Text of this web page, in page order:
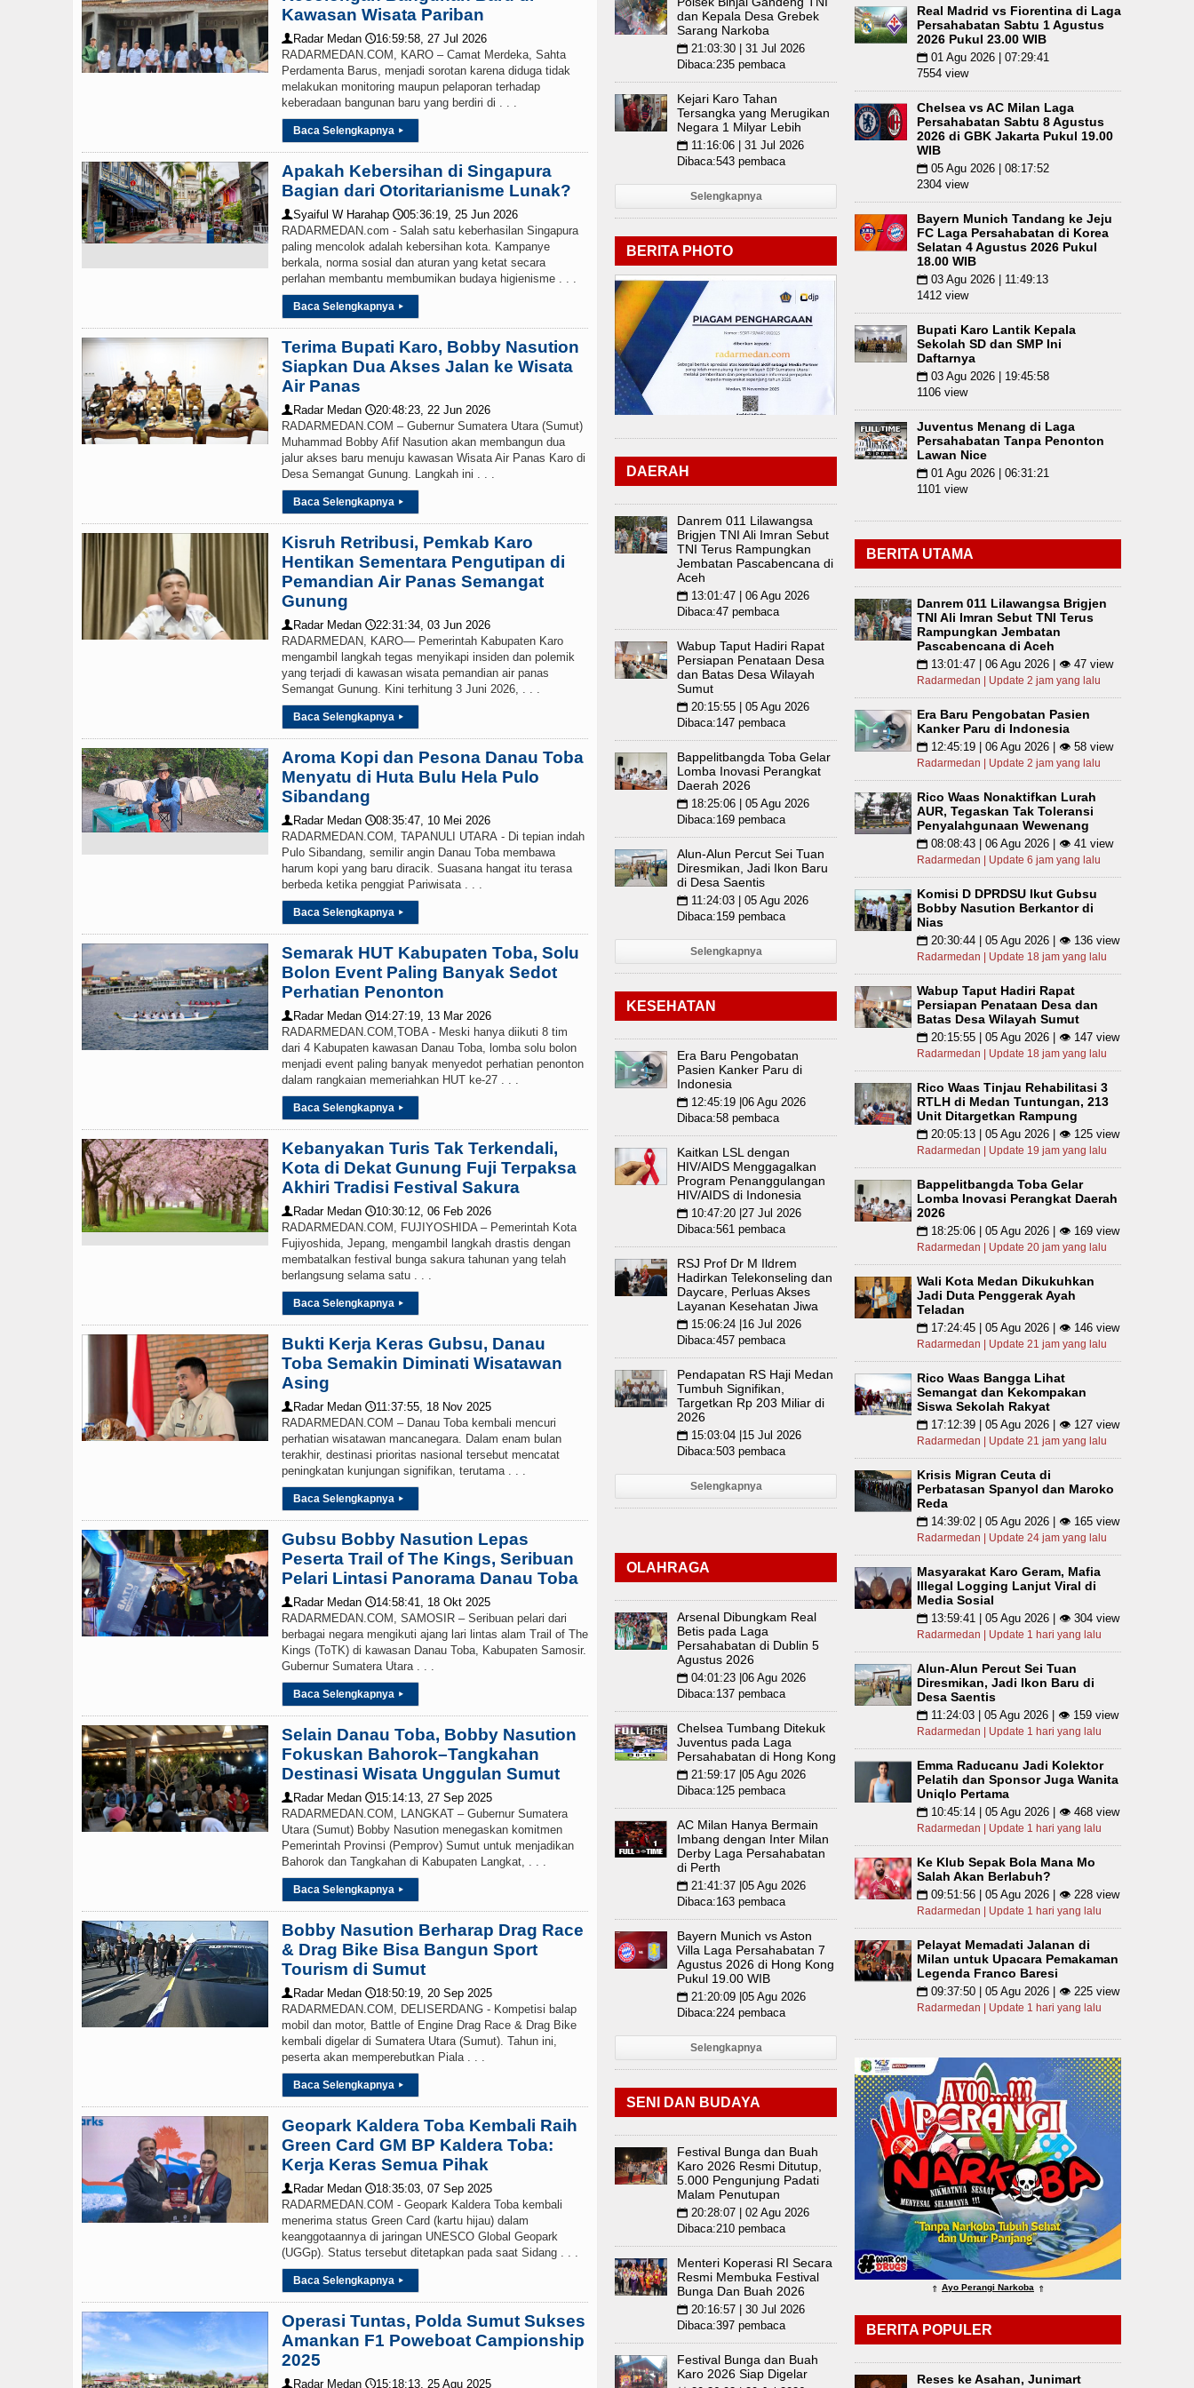
Sebut LSL Pengidap HIV/AIDS di Jawa Barat Sebagai Gay Salah Kaprah dan Ngawur Arsenal Dibungkam Real Betis
Kawasan Wisata Pariban
👤 Radar Medan 🕔16:59:58, 27 Jul 2026
RADARMEDAN.COM, KARO – Camat Merdeka, Sahta
Perdamenta Barus, menjadi sorotan karena diduga tidak
melakukan monitoring maupun pelaporan terhadap
keberadaan bangunan baru yang berdiri di . . .
Baca Selengkapnya ▸
Apakah Kebersihan di Singapura
Bagian dari Otoritarianisme Lunak?
👤Syaiful W Harahap 🕔05:36:19, 25 Jun 2026
RADARMEDAN.com - Salah satu keberhasilan Singapura
paling mencolok adalah kebersihan kota. Kampanye
berkala, norma sosial dan aturan yang ketat secara
perlahan membantu membumikan budaya higienisme . . .
Baca Selengkapnya ▸
Terima Bupati Karo, Bobby Nasution
Siapkan Dua Akses Jalan ke Wisata
Air Panas
👤 Radar Medan 🕔20:48:23, 22 Jun 2026
RADARMEDAN.COM – Gubernur Sumatera Utara (Sumut)
Muhammad Bobby Afif Nasution akan membangun dua
jalur akses baru menuju kawasan Wisata Air Panas Karo di
Desa Semangat Gunung. Langkah ini . . .
Baca Selengkapnya ▸
Kisruh Retribusi, Pemkab Karo
Hentikan Sementara Pengutipan di
Pemandian Air Panas Semangat
Gunung
👤 Radar Medan 🕔22:31:34, 03 Jun 2026
RADARMEDAN, KARO— Pemerintah Kabupaten Karo
mengambil langkah tegas menyikapi insiden dan polemik
yang terjadi di kawasan wisata pemandian air panas
Semangat Gunung. Kini terhitung 3 Juni 2026, . . .
Baca Selengkapnya ▸
Aroma Kopi dan Pesona Danau Toba
Menyatu di Huta Bulu Hela Pulo
Sibandang
👤 Radar Medan 🕔08:35:47, 10 Mei 2026
RADARMEDAN.COM, TAPANULI UTARA - Di tepian indah
Pulo Sibandang, semilir angin Danau Toba membawa
harum kopi yang baru diracik. Suasana hangat itu terasa
berbeda ketika penggiat Pariwisata . . .
Baca Selengkapnya ▸
Semarak HUT Kabupaten Toba, Solu
Bolon Event Paling Banyak Sedot
Perhatian Penonton
👤 Radar Medan 🕔14:27:19, 13 Mar 2026
RADARMEDAN.COM,TOBA - Meski hanya diikuti 8 tim
dari 4 Kabupaten kawasan Danau Toba, lomba solu bolon
menjadi event paling banyak menyedot perhatian penonton
dalam rangkaian memeriahkan HUT ke-27 . . .
Baca Selengkapnya ▸
Kebanyakan Turis Tak Terkendali,
Kota di Dekat Gunung Fuji Terpaksa
Akhiri Tradisi Festival Sakura
👤 Radar Medan 🕔10:30:12, 06 Feb 2026
RADARMEDAN.COM, FUJIYOSHIDA – Pemerintah Kota
Fujiyoshida, Jepang, mengambil langkah drastis dengan
membatalkan festival bunga sakura tahunan yang telah
berlangsung selama satu . . .
Baca Selengkapnya ▸
Bukti Kerja Keras Gubsu, Danau
Toba Semakin Diminati Wisatawan
Asing
👤 Radar Medan 🕔11:37:55, 18 Nov 2025
RADARMEDAN.COM – Danau Toba kembali mencuri
perhatian wisatawan mancanegara. Dalam enam bulan
terakhir, destinasi prioritas nasional tersebut mencatat
peningkatan kunjungan signifikan, terutama . . .
Baca Selengkapnya ▸
Gubsu Bobby Nasution Lepas
Peserta Trail of The Kings, Seribuan
Pelari Lintasi Panorama Danau Toba
👤 Radar Medan 🕔14:58:41, 18 Okt 2025
RADARMEDAN.COM, SAMOSIR – Seribuan pelari dari
berbagai negara mengikuti ajang lari lintas alam Trail of The
Kings (ToTK) di kawasan Danau Toba, Kabupaten Samosir.
Gubernur Sumatera Utara . . .
Baca Selengkapnya ▸
Selain Danau Toba, Bobby Nasution
Fokuskan Bahorok–Tangkahan
Destinasi Wisata Unggulan Sumut
👤 Radar Medan 🕔15:14:13, 27 Sep 2025
RADARMEDAN.COM, LANGKAT – Gubernur Sumatera
Utara (Sumut) Bobby Nasution menegaskan komitmen
Pemerintah Provinsi (Pemprov) Sumut untuk menjadikan
Bahorok dan Tangkahan di Kabupaten Langkat, . . .
Baca Selengkapnya ▸
Bobby Nasution Berharap Drag Race
& Drag Bike Bisa Bangun Sport
Tourism di Sumut
👤 Radar Medan 🕔18:50:19, 20 Sep 2025
RADARMEDAN.COM, DELISERDANG - Kompetisi balap
mobil dan motor, Battle of Engine Drag Race & Drag Bike
kembali digelar di Sumatera Utara (Sumut). Tahun ini,
peserta akan memperebutkan Piala . . .
Baca Selengkapnya ▸
Geopark Kaldera Toba Kembali Raih
Green Card GM BP Kaldera Toba:
Kerja Keras Semua Pihak
👤 Radar Medan 🕔18:35:03, 07 Sep 2025
RADARMEDAN.COM - Geopark Kaldera Toba kembali
menerima status Green Card (kartu hijau) dalam
keanggotaannya di jaringan UNESCO Global Geopark
(UGGp). Status tersebut ditetapkan pada saat Sidang . . .
Baca Selengkapnya ▸
Operasi Tuntas, Polda Sumut Sukses
Amankan F1 Poweboat Campionship
2025
👤 Radar Medan 🕔15:18:13, 25 Agu 2025
dan Kepala Desa Grebek
Sarang Narkoba
📅 21:03:30 | 31 Jul 2026
Dibaca:235 pembaca
Kejari Karo Tahan
Tersangka yang Merugikan
Negara 1 Milyar Lebih
📅 11:16:06 | 31 Jul 2026
Dibaca:543 pembaca
Selengkapnya
BERITA PHOTO
DAERAH
Danrem 011 Lilawangsa
Brigjen TNI Ali Imran Sebut
TNI Terus Rampungkan
Jembatan Pascabencana di
Aceh
📅 13:01:47 | 06 Agu 2026
Dibaca:47 pembaca
Wabup Taput Hadiri Rapat
Persiapan Penataan Desa
dan Batas Desa Wilayah
Sumut
📅 20:15:55 | 05 Agu 2026
Dibaca:147 pembaca
Bappelitbangda Toba Gelar
Lomba Inovasi Perangkat
Daerah 2026
📅 18:25:06 | 05 Agu 2026
Dibaca:169 pembaca
Alun-Alun Percut Sei Tuan
Diresmikan, Jadi Ikon Baru
di Desa Saentis
📅 11:24:03 | 05 Agu 2026
Dibaca:159 pembaca
Selengkapnya
KESEHATAN
Era Baru Pengobatan
Pasien Kanker Paru di
Indonesia
📅 12:45:19 |06 Agu 2026
Dibaca:58 pembaca
Kaitkan LSL dengan
HIV/AIDS Menggagalkan
Program Penanggulangan
HIV/AIDS di Indonesia
📅 10:47:20 |27 Jul 2026
Dibaca:561 pembaca
RSJ Prof Dr M Ildrem
Hadirkan Telekonseling dan
Daycare, Perluas Akses
Layanan Kesehatan Jiwa
📅 15:06:24 |16 Jul 2026
Dibaca:457 pembaca
Pendapatan RS Haji Medan
Tumbuh Signifikan,
Targetkan Rp 203 Miliar di
2026
📅 15:03:04 |15 Jul 2026
Dibaca:503 pembaca
Selengkapnya
OLAHRAGA
Arsenal Dibungkam Real
Betis pada Laga
Persahabatan di Dublin 5
Agustus 2026
📅 04:01:23 |06 Agu 2026
Dibaca:137 pembaca
Chelsea Tumbang Ditekuk
Juventus pada Laga
Persahabatan di Hong Kong
📅 21:59:17 |05 Agu 2026
Dibaca:125 pembaca
AC Milan Hanya Bermain
Imbang dengan Inter Milan
Derby Laga Persahabatan
di Perth
📅 21:41:37 |05 Agu 2026
Dibaca:163 pembaca
Bayern Munich vs Aston
Villa Laga Persahabatan 7
Agustus 2026 di Hong Kong
Pukul 19.00 WIB
📅 21:20:09 |05 Agu 2026
Dibaca:224 pembaca
Selengkapnya
SENI DAN BUDAYA
Festival Bunga dan Buah
Karo 2026 Resmi Ditutup,
5.000 Pengunjung Padati
Malam Penutupan
📅 20:28:07 | 02 Agu 2026
Dibaca:210 pembaca
Menteri Koperasi RI Secara
Resmi Membuka Festival
Bunga Dan Buah 2026
📅 20:16:57 | 30 Jul 2026
Dibaca:397 pembaca
Festival Bunga dan Buah
Karo 2026 Siap Digelar
Real Madrid vs Fiorentina di Laga
Persahabatan Sabtu 1 Agustus
2026 Pukul 23.00 WIB
📅 01 Agu 2026 | 07:29:41
7554 view
Chelsea vs AC Milan Laga
Persahabatan Sabtu 8 Agustus
2026 di GBK Jakarta Pukul 19.00
WIB
📅 05 Agu 2026 | 08:17:52
2304 view
Bayern Munich Tandang ke Jeju
FC Laga Persahabatan di Korea
Selatan 4 Agustus 2026 Pukul
18.00 WIB
📅 03 Agu 2026 | 11:49:13
1412 view
Bupati Karo Lantik Kepala
Sekolah SD dan SMP Ini
Daftarnya
📅 03 Agu 2026 | 19:45:58
1106 view
Juventus Menang di Laga
Persahabatan Tanpa Penonton
Lawan Nice
📅 01 Agu 2026 | 06:31:21
1101 view
BERITA UTAMA
Danrem 011 Lilawangsa Brigjen
TNI Ali Imran Sebut TNI Terus
Rampungkan Jembatan
Pascabencana di Aceh
📅 13:01:47 | 06 Agu 2026 | 👁 47 view
Radarmedan | Update 2 jam yang lalu
Era Baru Pengobatan Pasien
Kanker Paru di Indonesia
📅 12:45:19 | 06 Agu 2026 | 👁 58 view
Radarmedan | Update 2 jam yang lalu
Rico Waas Nonaktifkan Lurah
AUR, Tegaskan Tak Toleransi
Penyalahgunaan Wewenang
📅 08:08:43 | 06 Agu 2026 | 👁 41 view
Radarmedan | Update 6 jam yang lalu
Komisi D DPRDSU Ikut Gubsu
Bobby Nasution Berkantor di
Nias
📅 20:30:44 | 05 Agu 2026 | 👁 136 view
Radarmedan | Update 18 jam yang lalu
Wabup Taput Hadiri Rapat
Persiapan Penataan Desa dan
Batas Desa Wilayah Sumut
📅 20:15:55 | 05 Agu 2026 | 👁 147 view
Radarmedan | Update 18 jam yang lalu
Rico Waas Tinjau Rehabilitasi 3
RTLH di Medan Tuntungan, 213
Unit Ditargetkan Rampung
📅 20:05:13 | 05 Agu 2026 | 👁 125 view
Radarmedan | Update 19 jam yang lalu
Bappelitbangda Toba Gelar
Lomba Inovasi Perangkat Daerah
2026
📅 18:25:06 | 05 Agu 2026 | 👁 169 view
Radarmedan | Update 20 jam yang lalu
Wali Kota Medan Dikukuhkan
Jadi Duta Penggerak Ayah
Teladan
📅 17:24:45 | 05 Agu 2026 | 👁 146 view
Radarmedan | Update 21 jam yang lalu
Rico Waas Bangga Lihat
Semangat dan Kekompakan
Siswa Sekolah Rakyat
📅 17:12:39 | 05 Agu 2026 | 👁 127 view
Radarmedan | Update 21 jam yang lalu
Krisis Migran Ceuta di
Perbatasan Spanyol dan Maroko
Reda
📅 14:39:02 | 05 Agu 2026 | 👁 165 view
Radarmedan | Update 24 jam yang lalu
Masyarakat Karo Geram, Mafia
Illegal Logging Lanjut Viral di
Media Sosial
📅 13:59:41 | 05 Agu 2026 | 👁 304 view
Radarmedan | Update 1 hari yang lalu
Alun-Alun Percut Sei Tuan
Diresmikan, Jadi Ikon Baru di
Desa Saentis
📅 11:24:03 | 05 Agu 2026 | 👁 159 view
Radarmedan | Update 1 hari yang lalu
Emma Raducanu Jadi Kolektor
Pelatih dan Sponsor Juga Wanita
Uniqlo Pertama
📅 10:45:14 | 05 Agu 2026 | 👁 468 view
Radarmedan | Update 1 hari yang lalu
Ke Klub Sepak Bola Mana Mo
Salah Akan Berlabuh?
📅 09:51:56 | 05 Agu 2026 | 👁 228 view
Radarmedan | Update 1 hari yang lalu
Pelayat Memadati Jalanan di
Milan untuk Upacara Pemakaman
Legenda Franco Baresi
📅 09:37:50 | 05 Agu 2026 | 👁 225 view
Radarmedan | Update 1 hari yang lalu
⇑ Ayo Perangi Narkoba ⇑
BERITA POPULER
Reses ke Asahan, Junimart